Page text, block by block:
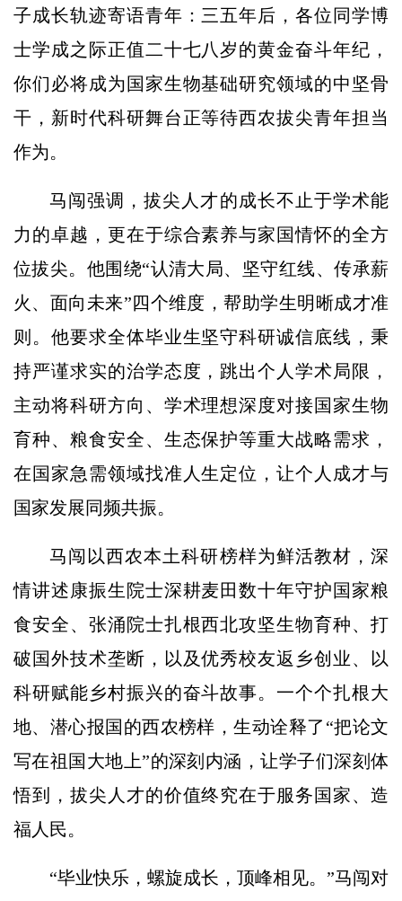
子成长轨迹寄语青年：三五年后，各位同学博
士学成之际正值二十七八岁的黄金奋斗年纪，
你们必将成为国家生物基础研究领域的中坚骨
干，新时代科研舞台正等待西农拔尖青年担当
作为。
马闯强调，拔尖人才的成长不止于学术能
力的卓越，更在于综合素养与家国情怀的全方
位拔尖。他围绕“认清大局、坚守红线、传承薪
火、面向未来”四个维度，帮助学生明晰成才准
则。他要求全体毕业生坚守科研诚信底线，秉
持严谨求实的治学态度，跳出个人学术局限，
主动将科研方向、学术理想深度对接国家生物
育种、粮食安全、生态保护等重大战略需求，
在国家急需领域找准人生定位，让个人成才与
国家发展同频共振。
马闯以西农本土科研榜样为鲜活教材，深
情讲述康振生院士深耕麦田数十年守护国家粮
食安全、张涌院士扎根西北攻坚生物育种、打
破国外技术垄断，以及优秀校友返乡创业、以
科研赋能乡村振兴的奋斗故事。一个个扎根大
地、潜心报国的西农榜样，生动诠释了“把论文
写在祖国大地上”的深刻内涵，让学子们深刻体
悟到，拔尖人才的价值终究在于服务国家、造
福人民。
“毕业快乐，螺旋成长，顶峰相见。”马闯对